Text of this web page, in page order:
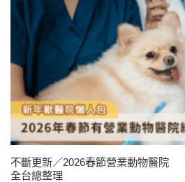
不斷更新／2026春節營業動物醫院
全台總整理